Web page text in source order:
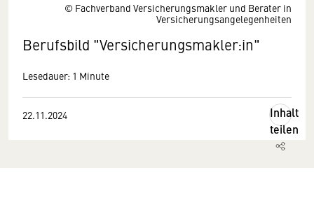
© Fachverband Versicherungsmakler und Berater in
Versicherungsangelegenheiten
Berufsbild "Versicherungsmakler:in"
Lesedauer: 1 Minute
22.11.2024
Inhalt
teilen